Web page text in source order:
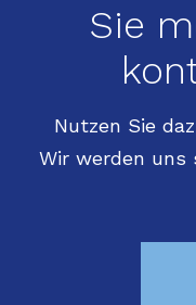
Sie
Nutzen Sie
Wir werden uns